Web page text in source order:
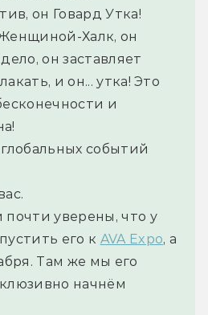
он Говард Утка!
Халк, он
он заставляет
и он... утка! Это
и
событий
уверены, что у
его к AVA Expo, а
Там же мы его
начнём